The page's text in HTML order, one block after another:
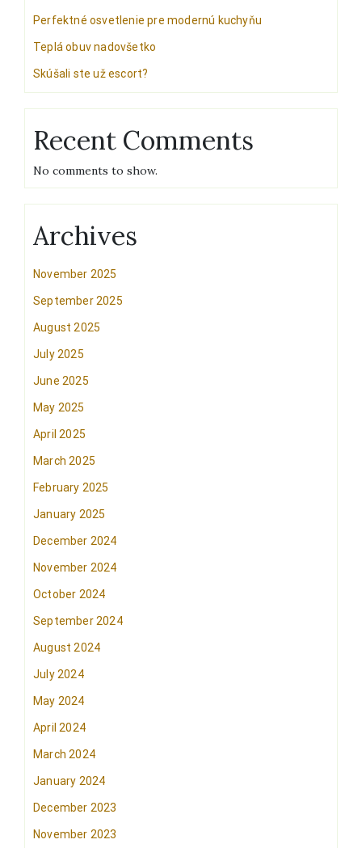
Perfektné osvetlenie pre modernú kuchyňu
Teplá obuv nadovšetko
Skúšali ste už escort?
Recent Comments
No comments to show.
Archives
November 2025
September 2025
August 2025
July 2025
June 2025
May 2025
April 2025
March 2025
February 2025
January 2025
December 2024
November 2024
October 2024
September 2024
August 2024
July 2024
May 2024
April 2024
March 2024
January 2024
December 2023
November 2023